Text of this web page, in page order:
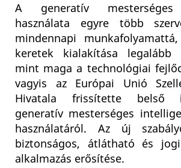
A generatív mesterséges
használata egyre több
mindennapi
keretek kialakítása legalább
mint maga a technológiai
vagyis az Európai Unió
Hivatala frissítette belső
generatív mesterséges
használatáról. Az új
biztonságos, átlátható és
alkalmazás erősítése.